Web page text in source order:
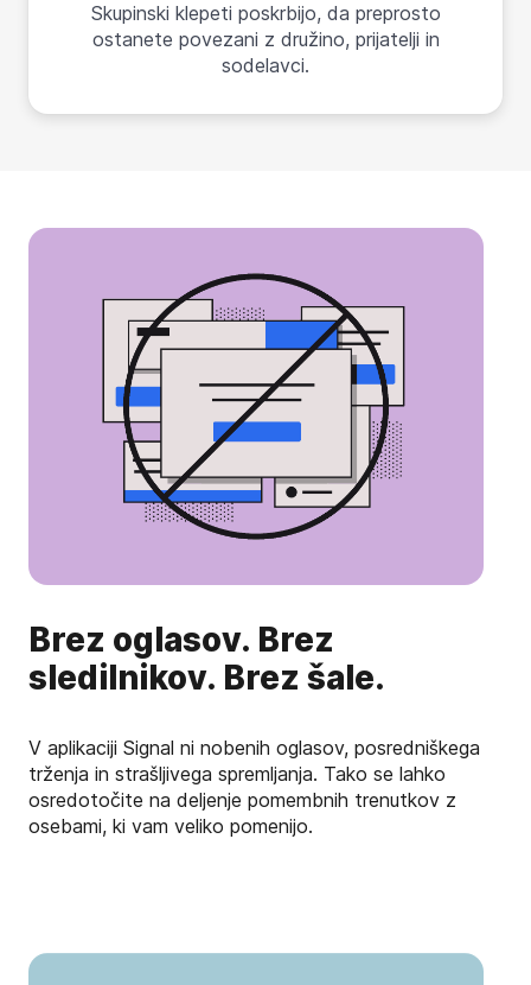
Skupinski klepeti poskrbijo, da preprosto
ostanete povezani z družino, prijatelji in
sodelavci.
Brez oglasov. Brez
sledilnikov. Brez šale.
V aplikaciji Signal ni nobenih oglasov, posredniškega
trženja in strašljivega spremljanja. Tako se lahko
osredotočite na deljenje pomembnih trenutkov z
osebami, ki vam veliko pomenijo.